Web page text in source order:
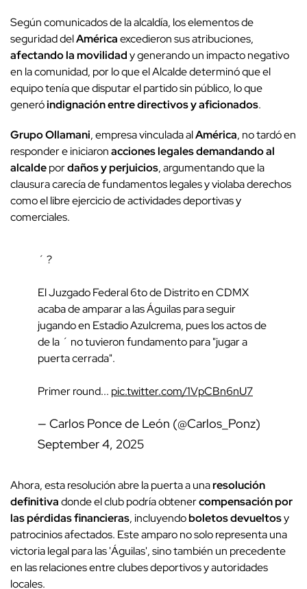
Según comunicados de la alcaldía, los elementos de
seguridad delAméricaexcedieron sus atribuciones,
afectando la movilidady generando un impacto negativo
en la comunidad, por lo que el Alcalde determinó que el
equipo tenía que disputar el partido sin público, lo que
generóindignación entre directivos y aficionados.
Grupo Ollamani, empresa vinculada alAmérica, no tardó en
responder e iniciaronacciones legales demandando al
alcaldepordaños y perjuicios, argumentando que la
clausura carecía de fundamentos legales y violaba derechos
como el libre ejercicio de actividades deportivas y
comerciales.
´ ?
El Juzgado Federal 6to de Distrito en CDMX
acaba de amparar a las Águilas para seguir
jugando en Estadio Azulcrema, pues los actos de
de la ´ no tuvieron fundamento para "jugar a
puerta cerrada".
Primer round... pic.twitter.com/1VpCBn6nU7
— Carlos Ponce de León (@Carlos_Ponz)
September 4, 2025
Ahora, esta resolución abre la puerta a unaresolución
definitivadonde el club podría obtenercompensación por
las pérdidas financieras, incluyendoboletos devueltosy
patrocinios afectados. Este amparo no solo representa una
victoria legal para las 'Águilas', sino también un precedente
en las relaciones entre clubes deportivos y autoridades
locales.